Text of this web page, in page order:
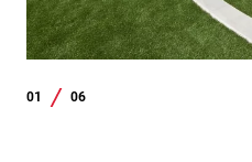
01 06